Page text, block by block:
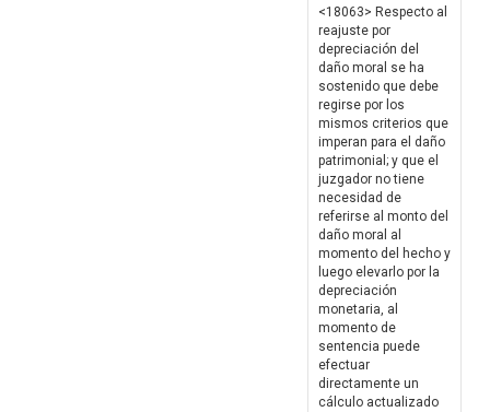
<18063> Respecto al
reajuste por
depreciación del
daño moral se ha
sostenido que debe
regirse por los
mismos criterios que
imperan para el daño
patrimonial; y que el
juzgador no tiene
necesidad de
referirse al monto del
daño moral al
momento del hecho y
luego elevarlo por la
depreciación
monetaria, al
momento de
sentencia puede
efectuar
directamente un
cálculo actualizado